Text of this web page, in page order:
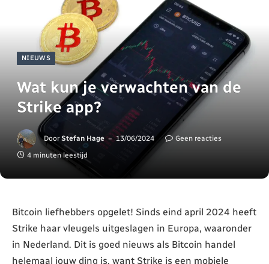
NIEUWS
Wat kun je verwachten van de
Strike app?
Door Stefan Hage 13/06/2024
Geen reacties
4 minuten leestijd
Bitcoin liefhebbers opgelet! Sinds eind april 2024 heeft
Strike haar vleugels uitgeslagen in Europa, waaronder
in Nederland. Dit is goed nieuws als Bitcoin handel
helemaal jouw ding is, want Strike is een mobiele